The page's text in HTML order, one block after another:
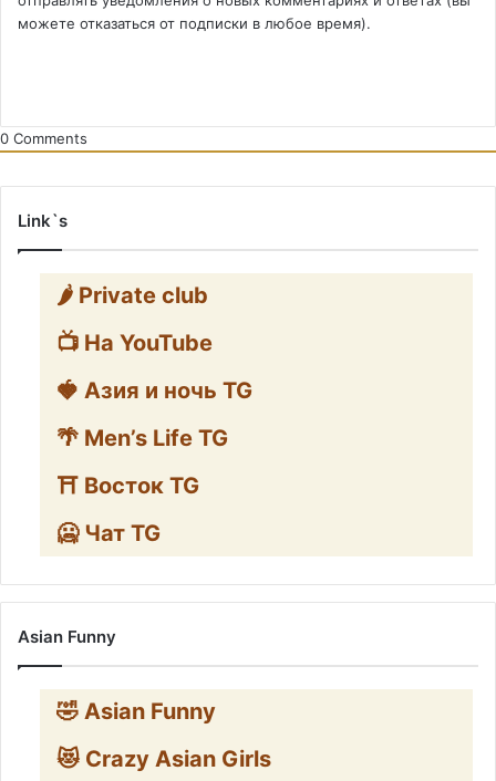
можете отказаться от подписки в любое время).
0 Comments
Link`s
🌶️ Private club
📺 На YouTube
🍓 Азия и ночь TG
🌴 Men’s Life TG
⛩️ Восток TG
🥶 Чат TG
Asian Funny
🤣 Asian Funny
😻 Crazy Asian Girls